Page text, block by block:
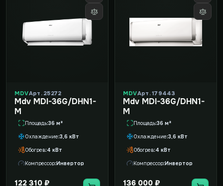
MDVАрт. 25272
Mdv MDI-36G/DHN1-
M
Площадь 36 м²
Охлаждение 3,6 кВт
Обогрев 4 кВт
Компрессор Инвертор
122 310 ₽
MDVАрт. 179443
Mdv MDI-36G/DHN1-
M
Площадь 36 м²
Охлаждение 3,6 кВт
Обогрев 4 кВт
Компрессор Инвертор
136 000 ₽